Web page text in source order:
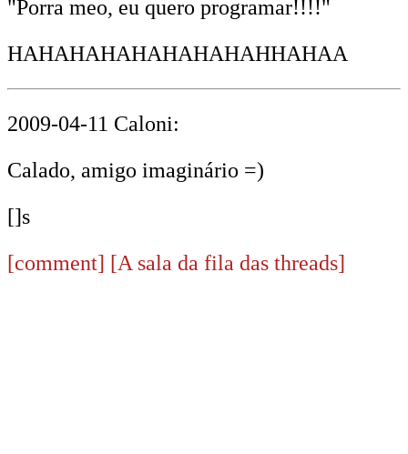
"Porra meo, eu quero programar!!!!"
HAHAHAHAHAHAHAHAHHAHAA
2009-04-11 Caloni:
Calado, amigo imaginário =)
[]s
[comment] [A sala da fila das threads]